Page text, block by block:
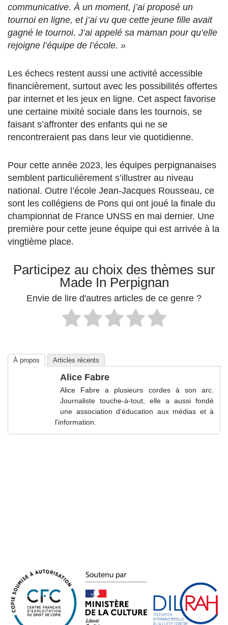
communicative. À un moment, j’ai proposé un
tournoi en ligne, et j’ai vu que cette jeune fille avait
gagné le tournoi. J’ai appelé sa maman pour qu’elle
rejoigne l’équipe de l’école. »
Les échecs restent aussi une activité accessible
financièrement, surtout avec les possibilités offertes
par internet et les jeux en ligne. Cet aspect favorise
une certaine mixité sociale dans les tournois, se
faisant s’affronter des enfants qui ne se
rencontreraient pas dans leur vie quotidienne.
Pour cette année 2023, les équipes perpignanaises
semblent particulièrement s’illustrer au niveau
national. Outre l’école Jean-Jacques Rousseau, ce
sont les collégiens de Pons qui ont joué la finale du
championnat de France UNSS en mai dernier. Une
première pour cette jeune équipe qui est arrivée à la
vingtième place.
Participez au choix des thèmes sur
Made In Perpignan
Envie de lire d'autres articles de ce genre ?
À propos Articles récents
Alice Fabre
Alice Fabre a plusieurs cordes à son arc.
Journaliste touche-à-tout, elle a aussi fondé
une association d'éducation aux médias et à
l'information.